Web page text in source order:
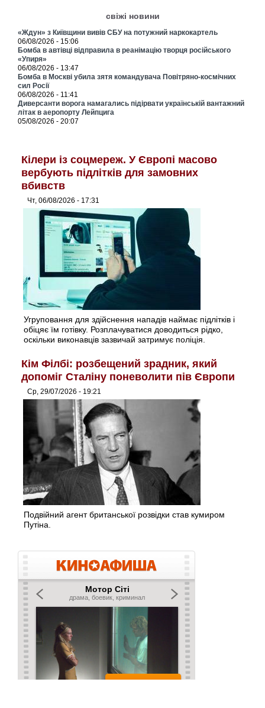
свіжі новини
«Ждун» з Київщини вивів СБУ на потужний наркокартель
06/08/2026 - 15:06
Бомба в автівці відправила в реанімацію творця російського
«Упиря»
06/08/2026 - 13:47
Бомба в Москві убила зятя командувача Повітряно-космічних
сил Росії
06/08/2026 - 11:41
Диверсанти ворога намагались підірвати українській вантажний
літак в аеропорту Лейпцига
05/08/2026 - 20:07
Кілери із соцмереж. У Європі масово
вербують підлітків для замовних
вбивств
Чт, 06/08/2026 - 17:31
Угруповання для здійснення нападів наймає підлітків і
обіцяє їм готівку. Розплачуватися доводиться рідко,
оскільки виконавців зазвичай затримує поліція.
Кім Філбі: розбещений зрадник, який
допоміг Сталіну поневолити пів Європи
Ср, 29/07/2026 - 19:21
Подвійний агент британської розвідки став кумиром
Путіна.